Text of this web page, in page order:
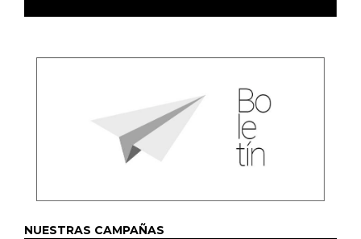
NUESTRAS CAMPAÑAS